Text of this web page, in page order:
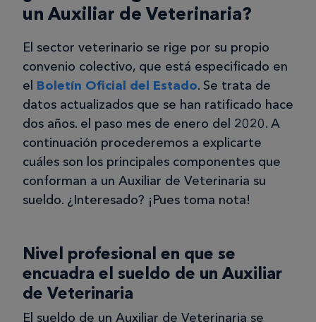
un Auxiliar de Veterinaria?
El sector veterinario se rige por su propio
convenio colectivo, que está especificado en
el Boletín Oficial del Estado. Se trata de
datos actualizados que se han ratificado hace
dos años. el paso mes de enero del 2020. A
continuación procederemos a explicarte
cuáles son los principales componentes que
conforman a un Auxiliar de Veterinaria su
sueldo. ¿Interesado? ¡Pues toma nota!
Nivel profesional en que se
encuadra el sueldo de un Auxiliar
de Veterinaria
El sueldo de un Auxiliar de Veterinaria se